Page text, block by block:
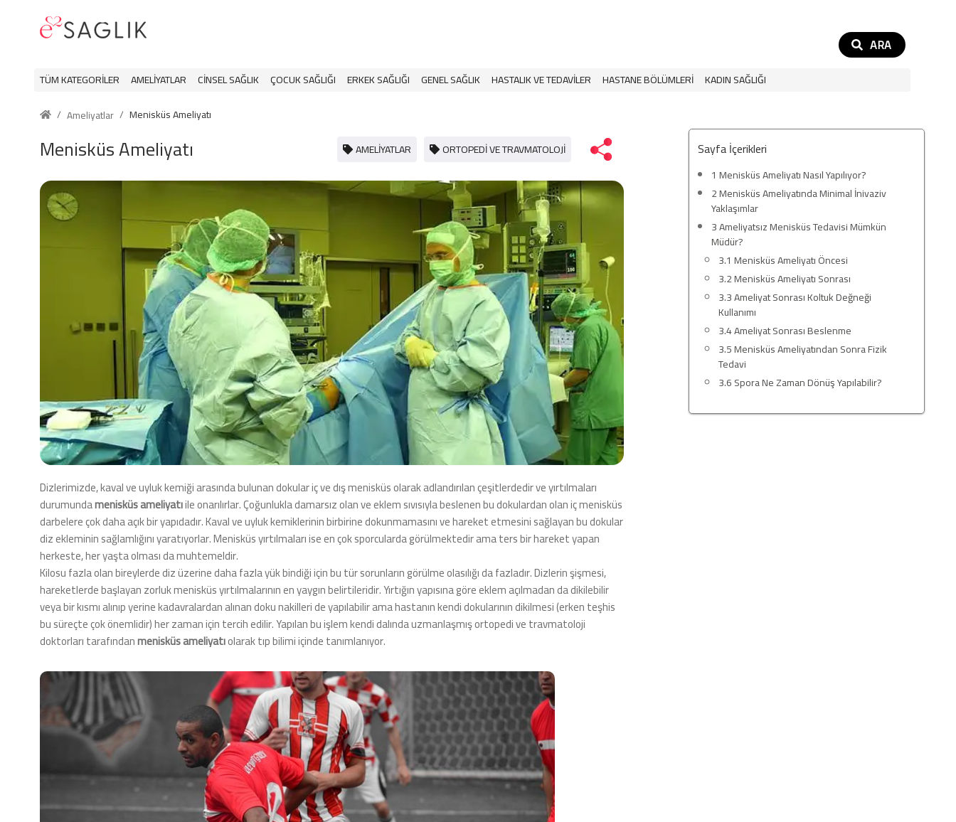
ARA
TÜM KATEGORILER AMELIYATLAR CINSEL SAĞLIK ÇOCUK SAĞLIĞI ERKEK SAĞLIĞI GENEL SAĞLIK HASTALIK VE TEDAVILER HASTANE BÖLÜMLERI
KADIN SAĞLIĞI
/ Ameliyatlar / Menisküs Ameliyatı
Menisküs Ameliyatı AMELIYATLAR ORTOPEDI VE TRAVMATOLOJI
Dizlerimizde, kaval ve uyluk kemiği arasında bulunan dokular iç ve dış menisküs olarak adlandırılan çeşitlerdedir ve yırtılmaları
durumundamenisküs ameliyatıile onarılırlar. Çoğunlukla damarsız olan ve eklem sıvısıyla beslenen bu dokulardan olan iç menisküs
darbelere çok daha açık bir yapıdadır. Kaval ve uyluk kemiklerinin birbirine dokunmamasını ve hareket etmesini sağlayan bu dokular
diz ekleminin sağlamlığını yaratıyorlar. Menisküs yırtılmaları ise en çok sporcularda görülmektedir ama ters bir hareket yapan
herkeste, her yaşta olması da muhtemeldir.
Kilosu fazla olan bireylerde diz üzerine daha fazla yük bindiği için bu tür sorunların görülme olasılığı da fazladır. Dizlerin şişmesi,
hareketlerde başlayan zorluk menisküs yırtılmalarının en yaygın belirtileridir. Yırtığın yapısına göre eklem açılmadan da dikilebilir
veya bir kısmı alınıp yerine kadavralardan alınan doku nakilleri de yapılabilir ama hastanın kendi dokularının dikilmesi (erken teşhis
bu süreçte çok önemlidir) her zaman için tercih edilir. Yapılan bu işlem kendi dalında uzmanlaşmış ortopedi ve travmatoloji
doktorları tarafındanmenisküs ameliyatıolarak tıp bilimi içinde tanımlanıyor.
Sayfa İçerikleri
1 Menisküs Ameliyatı Nasıl Yapılıyor?
2Menisküs Ameliyatında Minimal İnivaziv
Yaklaşımlar
3Ameliyatsız Menisküs Tedavisi Mümkün
Müdür?
3.1 Menisküs Ameliyatı Öncesi
3.2Menisküs Ameliyatı Sonrası
3.3Ameliyat Sonrası Koltuk Değneği
Kullanımı
3.4Ameliyat Sonrası Beslenme
3.5Menisküs Ameliyatından Sonra Fizik
Tedavi
3.6Spora Ne Zaman Dönüş Yapılabilir?